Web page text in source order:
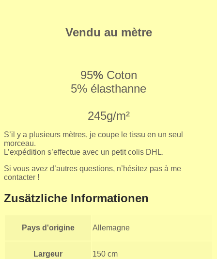
Vendu au mètre
95% Coton
5% élasthanne
245g/m²
S’il y a plusieurs mètres, je coupe le tissu en un seul
morceau.
L’expédition s’effectue avec un petit colis DHL.
Si vous avez d’autres questions, n’hésitez pas à me
contacter !
Zusätzliche Informationen
Pays d'origine Allemagne
Largeur 150 cm